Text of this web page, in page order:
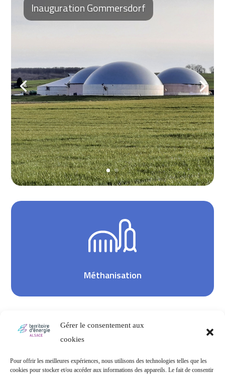
Gérer le consentement aux
cookies
Pour offrir les meilleures expériences, nous utilisons des technologies telles que les
cookies pour stocker et/ou accéder aux informations des appareils. Le fait de consentir
Inauguration Gommersdorf
Méthanisation